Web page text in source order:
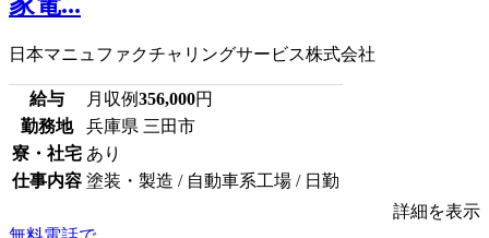
日本マニュファクチャリングサービス株式会社
給与 月収例356,000円
勤務地
兵庫県 三田市
寮・社宅 あり
仕事内容 塗装・製造 / 自動車系工場 / 日勤
詳細を表示